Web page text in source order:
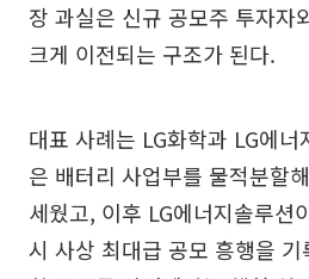
장 과실은 신규 공모주 투자자
크게 이전되는 구조가 된다.
대표 사례는 LG화학과 LG에
은 배터리 사업부를 물적분할
세웠고, 이후 LG에너지솔루션
시 사상 최대급 공모 흥행을